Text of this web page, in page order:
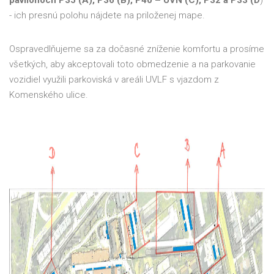
- ich presnú polohu nájdete na priloženej mape.
Ospravedlňujeme sa za dočasné zníženie komfortu a prosíme
všetkých, aby akceptovali toto obmedzenie a na parkovanie
vozidiel využili parkoviská v areáli UVLF s vjazdom z
Komenského ulice.